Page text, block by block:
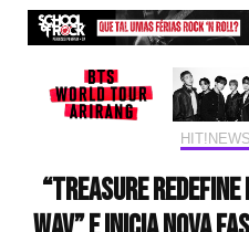
HIT!NEWS
“TREASURE